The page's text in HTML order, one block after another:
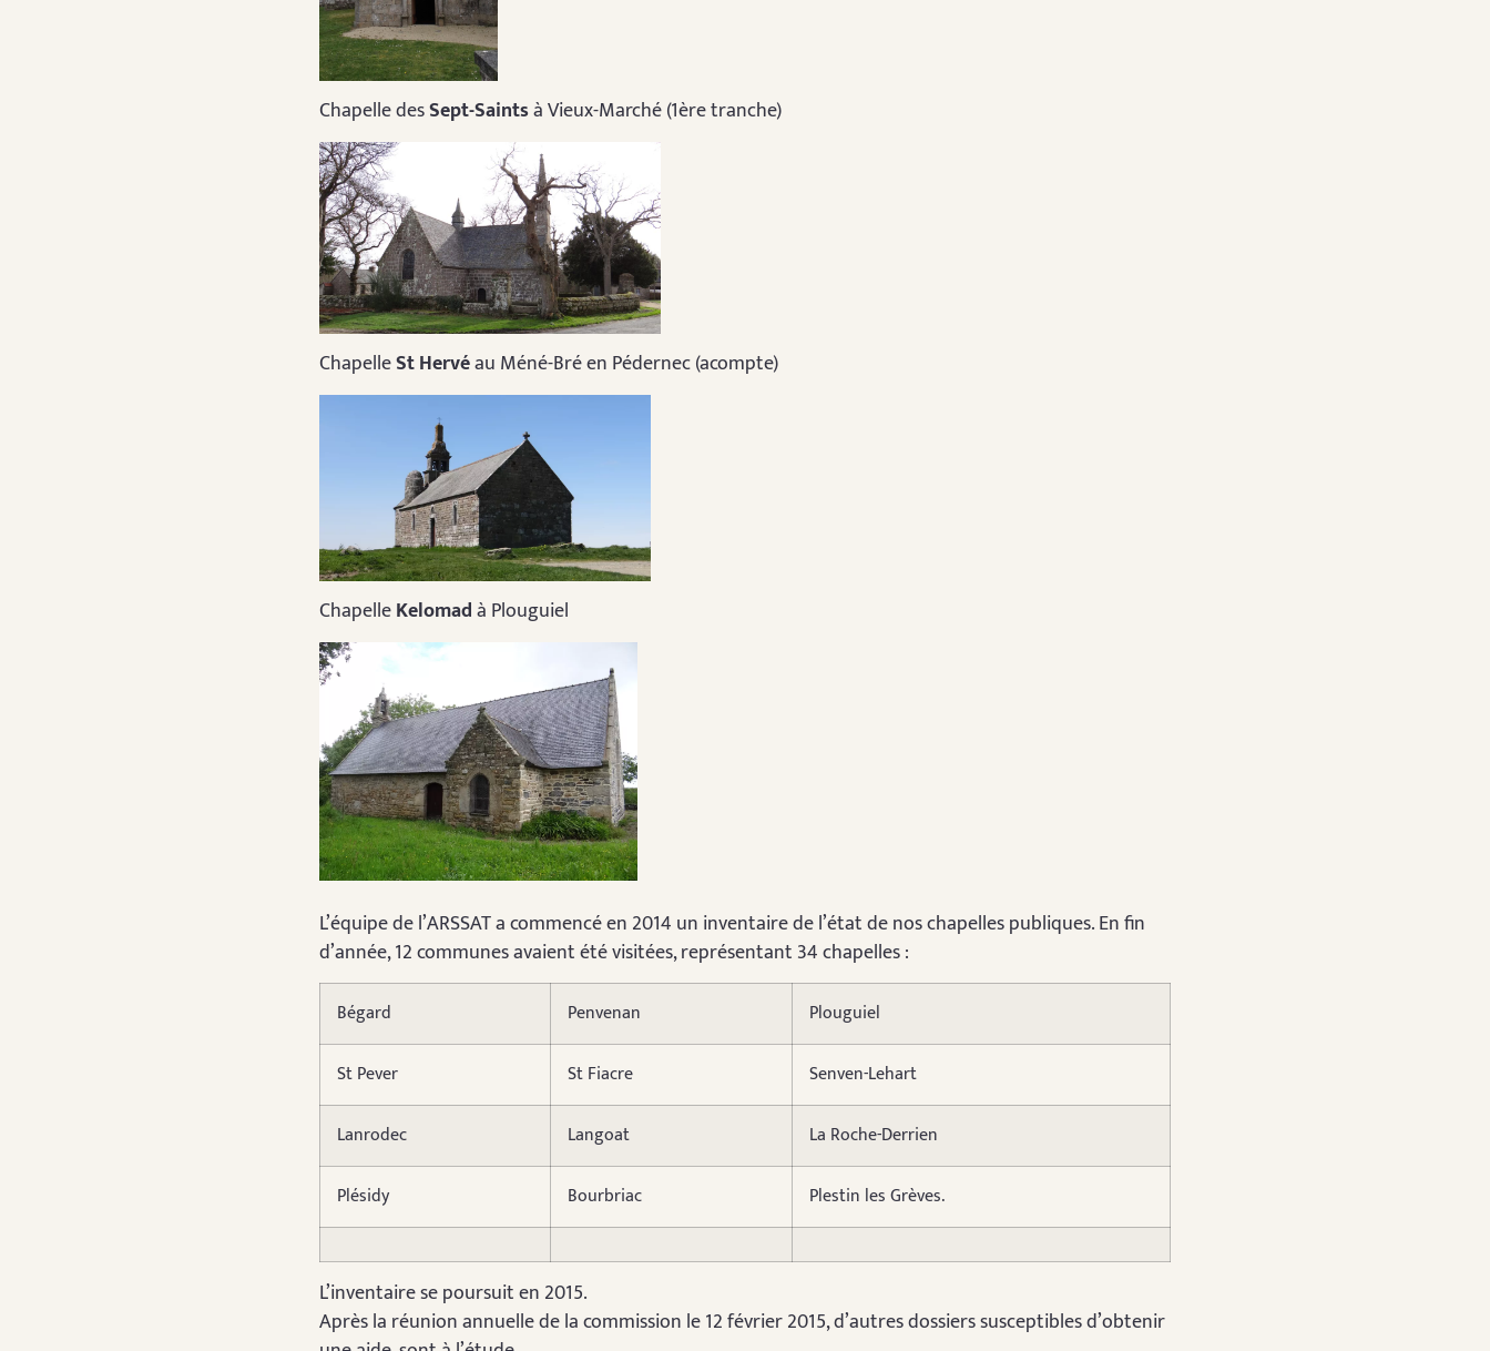
Chapelle desSept-Saintsà Vieux-Marché (1ère tranche)
ChapelleSt Hervéau Méné-Bré en Pédernec (acompte)
ChapelleKelomadà Plouguiel
L’équipe de l’ARSSAT a commencé en 2014 un inventaire de l’état de nos chapelles publiques. En fin
d’année, 12 communes avaient été visitées, représentant 34 chapelles :
Bégard Penvenan Plouguiel
St Pever St Fiacre Senven-Lehart
Lanrodec Langoat La Roche-Derrien
Plésidy Bourbriac Plestin les Grèves.
L’inventaire se poursuit en 2015.
Après la réunion annuelle de la commission le 12 février 2015, d’autres dossiers susceptibles d’obtenir